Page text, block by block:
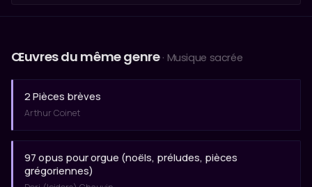
Œuvres du même genre · Musique sacrée
2 Pièces brèves
Arthur Coinet
97 opus pour orgue (noëls, préludes, pièces
grégoriennes)